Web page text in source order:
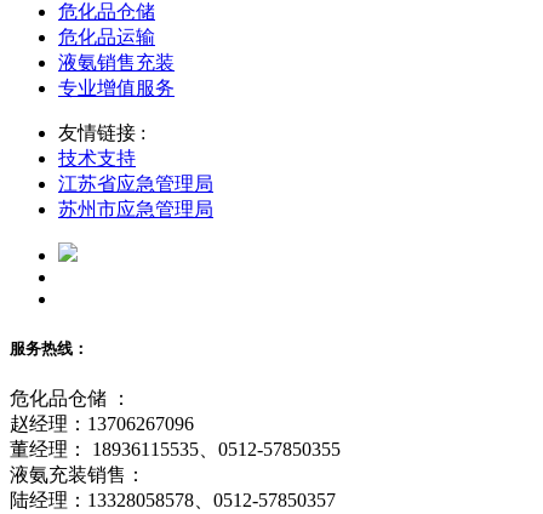
危化品仓储
危化品运输
液氨销售充装
专业增值服务
友情链接 :
技术支持
江苏省应急管理局
苏州市应急管理局
服务热线：
危化品仓储 ：
赵经理：13706267096
董经理： 18936115535、0512-57850355
液氨充装销售：
陆经理：13328058578、0512-57850357